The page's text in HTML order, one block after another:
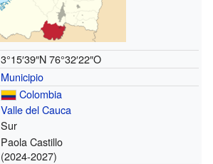
3°15′39″N 76°32′22″O
Municipio
Colombia
Valle del Cauca
Sur
Paola Castillo
(2024-2027)